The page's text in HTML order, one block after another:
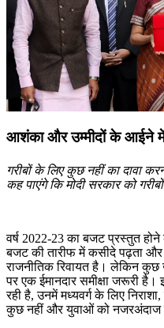
आशंका और उम्मीदों के आईने
गरीबों के लिए कुछ नहीं का दावा
कह पाएंगे कि मोदी सरकार को
वर्ष 2022-23 का बजट प्रस्तुत होने
बजट की तारीफ में कसीदे पढ़ता
राजनीतिक रिवायत है। लेकिन कुछ
पर एक ईमानदार समीक्षा जरूरी
रही है, उनमें मध्यवर्ग के लिए
कुछ नहीं और युवाओं को नजरअंदाज